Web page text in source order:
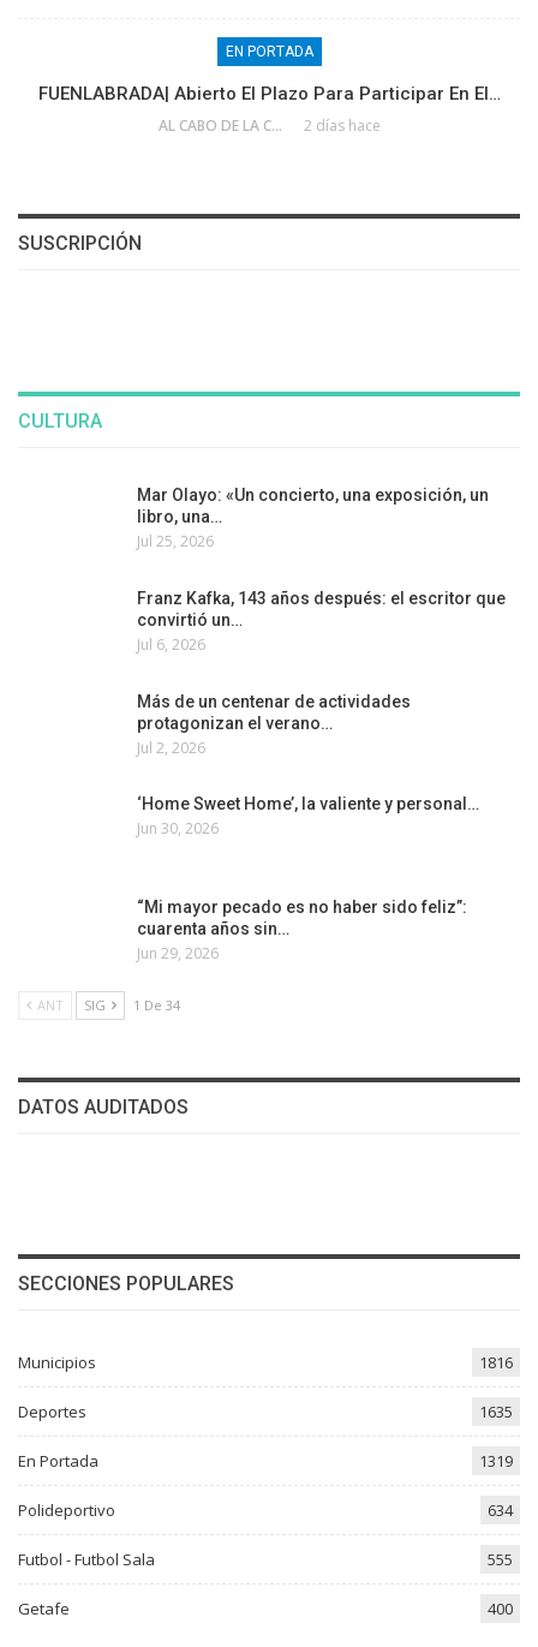
EN PORTADA
FUENLABRADA| Abierto El Plazo Para Participar En El…
AL CABO DE LA CALLE 2 días hace
SUSCRIPCIÓN
CULTURA
Mar Olayo: «Un concierto, una exposición, un
libro, una…
Jul 25, 2026
Franz Kafka, 143 años después: el escritor que
convirtió un…
Jul 6, 2026
Más de un centenar de actividades
protagonizan el verano…
Jul 2, 2026
‘Home Sweet Home’, la valiente y personal…
Jun 30, 2026
“Mi mayor pecado es no haber sido feliz”:
cuarenta años sin…
Jun 29, 2026
ANT SIG 1 De 34
DATOS AUDITADOS
SECCIONES POPULARES
Municipios 1816
Deportes 1635
En Portada 1319
Polideportivo 634
Futbol - Futbol Sala 555
Getafe 400